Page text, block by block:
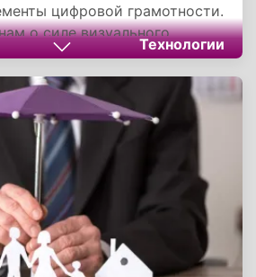
цифровой грамотности.
о силе визуального
и важности уважительного
в онлайн-пространстве,
может стать символом
эмоций.
Технологии